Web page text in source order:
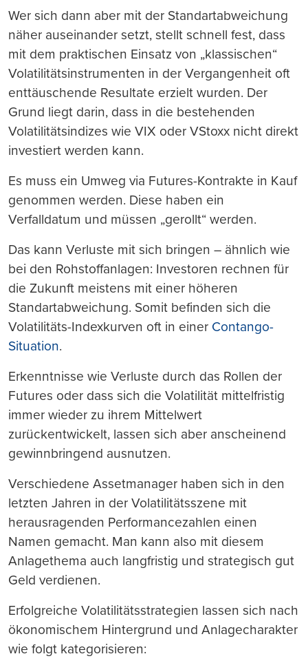
Wer sich dann aber mit der Standartabweichung
näher auseinander setzt, stellt schnell fest, dass
mit dem praktischen Einsatz von „klassischen“
Volatilitätsinstrumenten in der Vergangenheit oft
enttäuschende Resultate erzielt wurden. Der
Grund liegt darin, dass in die bestehenden
Volatilitätsindizes wie VIX oder VStoxx nicht direkt
investiert werden kann.
Es muss ein Umweg via Futures-Kontrakte in Kauf
genommen werden. Diese haben ein
Verfalldatum und müssen „gerollt“ werden.
Das kann Verluste mit sich bringen – ähnlich wie
bei den Rohstoffanlagen: Investoren rechnen für
die Zukunft meistens mit einer höheren
Standartabweichung. Somit befinden sich die
Volatilitäts-Indexkurven oft in einer Contango-
Situation.
Erkenntnisse wie Verluste durch das Rollen der
Futures oder dass sich die Volatilität mittelfristig
immer wieder zu ihrem Mittelwert
zurückentwickelt, lassen sich aber anscheinend
gewinnbringend ausnutzen.
Verschiedene Assetmanager haben sich in den
letzten Jahren in der Volatilitätsszene mit
herausragenden Performancezahlen einen
Namen gemacht. Man kann also mit diesem
Anlagethema auch langfristig und strategisch gut
Geld verdienen.
Erfolgreiche Volatilitätsstrategien lassen sich nach
ökonomischem Hintergrund und Anlagecharakter
wie folgt kategorisieren: